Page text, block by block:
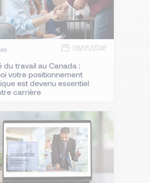
06/05/2026
du travail au Canada :
votre positionnement
est devenu essentiel
carrière